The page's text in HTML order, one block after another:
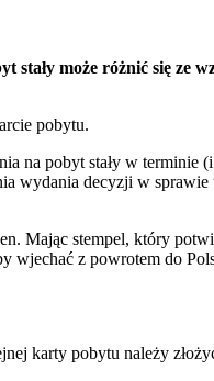
może różnić się ze
pobytu.
na pobyt stały w
wydania decyzji w
Mając stempel, który
wjechać z powrotem do
karty pobytu należy